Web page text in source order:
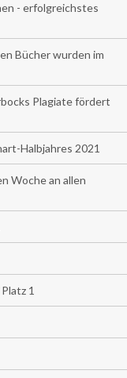
- erfolgreichstes
Bücher wurden im
Plagiate fördert
Halbjahres 2021
Woche an allen
1